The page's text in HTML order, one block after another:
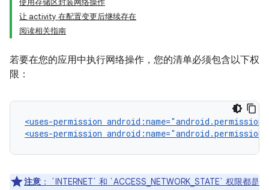
使用存储区封装网络操作
让 activity 在配置变更后继续存在
阅读相关指南
若要在您的应用中执行网络操作，您的清单必须包含以下权
限：
<uses-permission
<uses-permission
注意 ：
`INTERNET` 和 `ACCESS_NETWORK_STATE` 权限都是